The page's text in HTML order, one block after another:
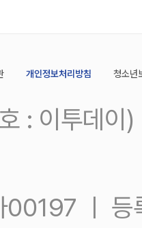
개인정보처리방침 청소년
: 이투데
00197 ㅣ